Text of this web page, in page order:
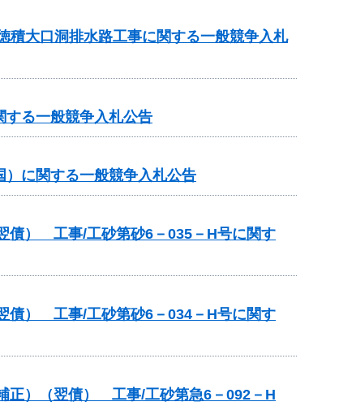
積大口洞排水路工事に関する一般競争入札
する一般競争入札公告
）に関する一般競争入札公告
債） 工事/工砂第砂6－035－H号に関す
債） 工事/工砂第砂6－034－H号に関す
正）（翌債） 工事/工砂第急6－092－H